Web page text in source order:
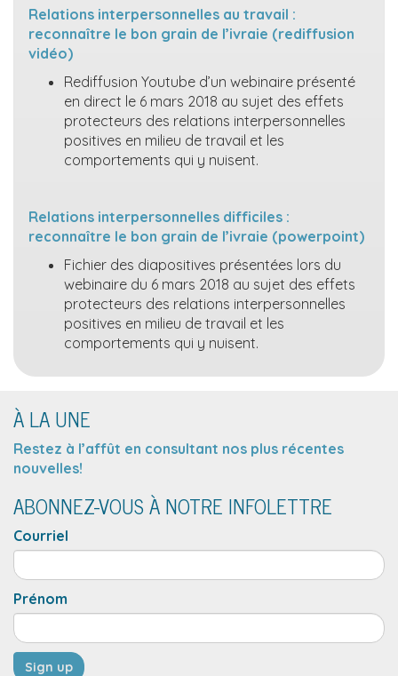
Relations interpersonnelles au travail :
reconnaître le bon grain de l’ivraie (rediffusion
vidéo)
Rediffusion Youtube d’un webinaire présenté
en direct le 6 mars 2018 au sujet des effets
protecteurs des relations interpersonnelles
positives en milieu de travail et les
comportements qui y nuisent.
Relations interpersonnelles difficiles :
reconnaître le bon grain de l’ivraie (powerpoint)
Fichier des diapositives présentées lors du
webinaire du 6 mars 2018 au sujet des effets
protecteurs des relations interpersonnelles
positives en milieu de travail et les
comportements qui y nuisent.
À LA UNE
Restez à l’affût en consultant nos plus récentes
nouvelles!
ABONNEZ-VOUS À NOTRE INFOLETTRE
Courriel
Prénom